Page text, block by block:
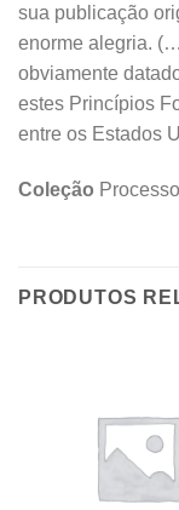
sua publicação
enorme alegria.
obviamente
estes Princípios
entre os Estados
Coleção
PRODUTOS